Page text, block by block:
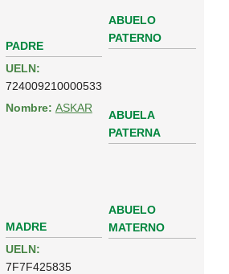
PADRE
UELN:
724009210000533
Nombre: ASKAR
ABUELO
PATERNO
ABUELA
PATERNA
MADRE
UELN:
7F7F425835
ABUELO
MATERNO